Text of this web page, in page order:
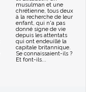
musulman et une
chrétienne, tous deux
à la recherche de leur
enfant, qui n'a pas
donné signe de vie
depuis les attentats
qui ont endeuillé la
capitale britannique.
Se connaissaient-ils ?
Et font-ils...